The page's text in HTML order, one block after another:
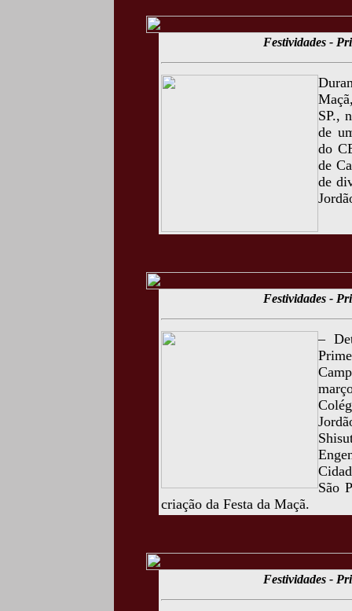
Festividades -
SP.,
de
do
de
de
Festividades -
–
São
criação da Festa da Maçã.
Festividades -